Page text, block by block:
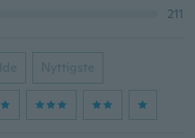
211
Nyttigste